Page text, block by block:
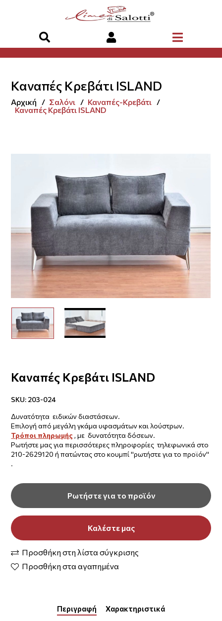
Καναπές Κρεβάτι ISLAND
Αρχική Σαλόνι
Καναπές-Κρεβάτι
Καναπές Κρεβάτι ISLAND
Καναπές Κρεβάτι ISLAND
SKU: 203-024
Δυνατότητα ειδικών διαστάσεων.
Επιλογή από μεγάλη γκάμα υφασμάτων και λούστρων.
Τρόποι πληρωμής , με δυνατότητα δόσεων.
Ρωτήστε μας για περισσότερες πληροφορίες τηλεφωνικά στο
210-2629120 ή πατώντας στο κουμπί ''ρωτήστε για το προϊόν''
.
Ρωτήστε για το προϊόν
Καλέστε μας
Προσθήκη στη λίστα σύγκρισης
Προσθήκη στα αγαπημένα
Περιγραφή Χαρακτηριστικά